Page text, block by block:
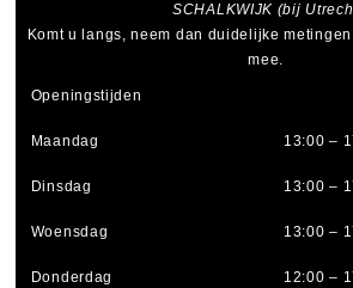
SCHALKWIJK (bij
Komt u langs, neem dan duidelijke
mee.
Openingstijden
Maandag 13:00 –
Dinsdag 13:00 –
Woensdag 13:00 –
Donderdag 12:00 –